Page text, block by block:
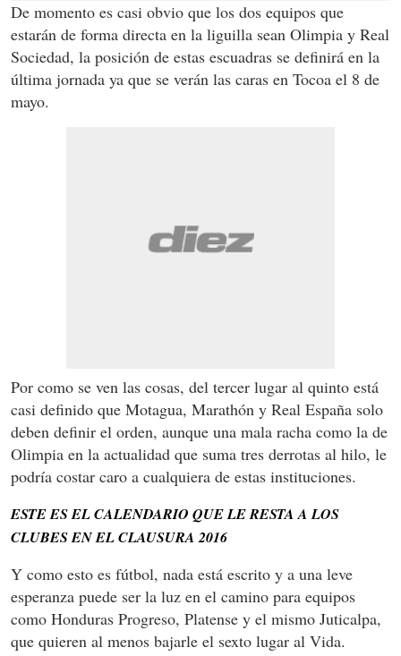
De momento es casi obvio que los dos equipos que
estarán de forma directa en la liguilla sean Olimpia y Real
Sociedad, la posición de estas escuadras se definirá en la
última jornada ya que se verán las caras en Tocoa el 8 de
mayo.
Por como se ven las cosas, del tercer lugar al quinto está
casi definido que Motagua, Marathón y Real España solo
deben definir el orden, aunque una mala racha como la de
Olimpia en la actualidad que suma tres derrotas al hilo, le
podría costar caro a cualquiera de estas instituciones.
ESTE ES EL CALENDARIO QUE LE RESTA A LOS
CLUBES EN EL CLAUSURA 2016
Y como esto es fútbol, nada está escrito y a una leve
esperanza puede ser la luz en el camino para equipos
como Honduras Progreso, Platense y el mismo Juticalpa,
que quieren al menos bajarle el sexto lugar al Vida.